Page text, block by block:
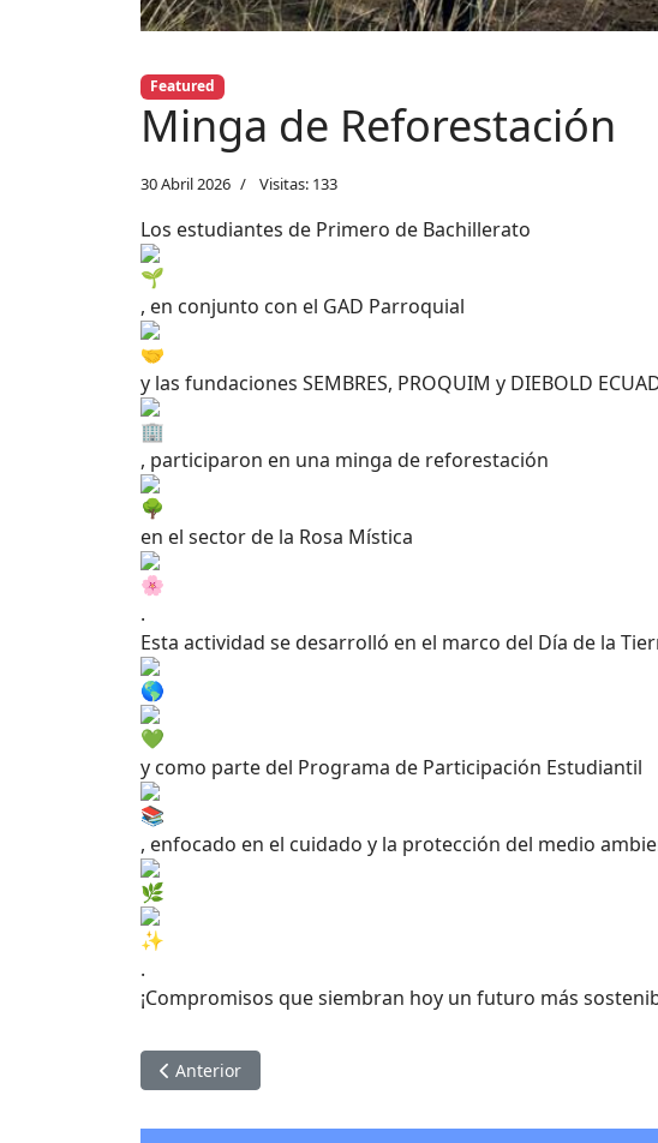
Featured
Minga de Reforestación
30 Abril 2026 Visitas: 133
Los estudiantes de Primero de Bachillerato
, en conjunto con el GAD Parroquial
y las fundaciones SEMBRES, PROQUIM y DIEBOLD
, participaron en una minga de reforestación
en el sector de la Rosa Mística
.
Esta actividad se desarrolló en el marco del Día de la
y como parte del Programa de Participación Estudiantil
, enfocado en el cuidado y la protección del medio
.
¡Compromisos que siembran hoy un futuro más
Artículo anterior: Día del Trabajo
Anterior